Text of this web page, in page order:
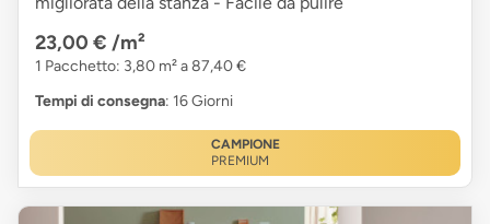
23,00 € /m²
1 Pacchetto: 3,80 m² a 87,40 €
Tempi di consegna: 16 Giorni
CAMPIONE
PREMIUM